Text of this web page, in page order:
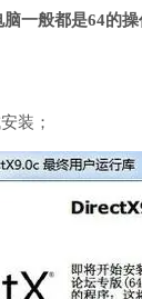
一般都是64的
装；